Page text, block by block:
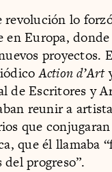
revolución lo
en Europa,
proyectos.
Action d’Art
de Escritores y
reunir a
que
que él llamaba
progreso”.